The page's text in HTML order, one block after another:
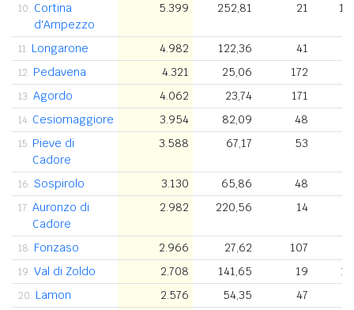
10. Cortina
d'Ampezzo
5.399 252,81 21
11. Longarone 4.982 122,36 41
12. Pedavena 4.321 25,06 172
13. Agordo 4.062 23,74 171
14. Cesiomaggiore 3.954 82,09 48
15. Pieve di
Cadore
3.588 67,17 53
16. Sospirolo 3.130 65,86 48
17. Auronzo di
Cadore
2.982 220,56 14
18. Fonzaso 2.966 27,62 107
19. Val di Zoldo 2.708 141,65 19
20. Lamon 2.576 54,35 47